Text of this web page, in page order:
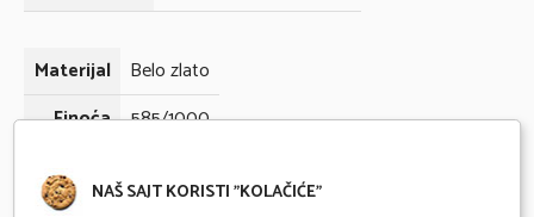
Materijal
Finoća
Gramaža
Belo zlato
585/1000
NAŠ SAJT KORISTI "KOLAČIĆE"